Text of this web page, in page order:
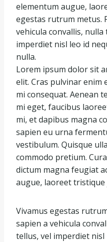
elementum augue,
egestas rutrum metus.
vehicula convallis,
imperdiet nisl leo id
nulla.
Lorem ipsum dolor sit
elit. Cras pulvinar
mi consequat. Aenean
mi eget, faucibus
mi, et dapibus magna
sapien eu urna
vestibulum. Quisque
commodo pretium.
dictum magna feugiat
augue, laoreet tristique
Vivamus egestas
sapien a vehicula
tellus, vel imperdiet nisl